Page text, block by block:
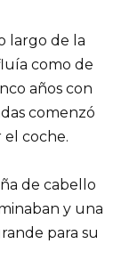
largo de la
como de
años con
comenzó
coche.
de cabello
y una
para su